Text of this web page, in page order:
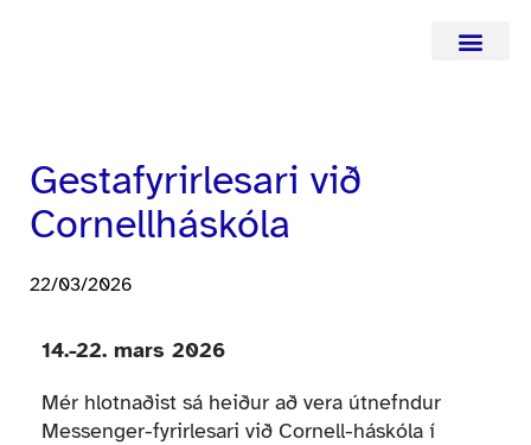
Gestafyrirlesari við
Cornellháskóla
22/03/2026
14.-22. mars 2026
Mér hlotnaðist sá heiður að vera útnefndur
Messenger-fyrirlesari við Cornell-háskóla í